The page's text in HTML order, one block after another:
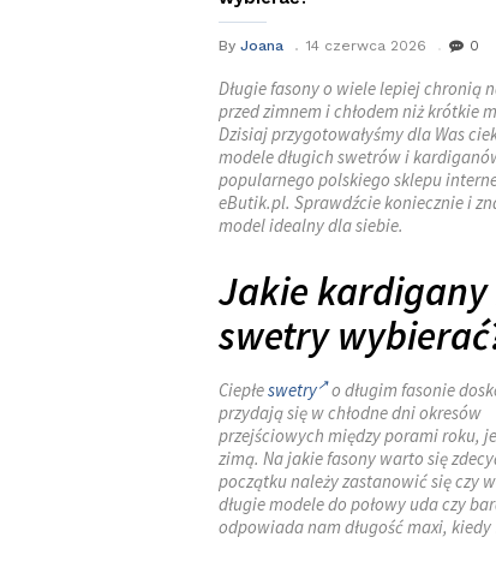
By Joana 14 czerwca 2026 0
Długie fasony o wiele lepiej chronią
przed zimnem i chłodem niż krótkie
Dzisiaj przygotowałyśmy dla Was
modele długich swetrów i
popularnego polskiego sklepu
eButik.pl. Sprawdźcie koniecznie i
model idealny dla siebie.
Jakie kardigany
swetry
Ciepłeswetry o długim fasonie
przydają się w chłodne dni okresów
przejściowych między porami roku,
zimą. Na jakie fasony warto się
początku należy zastanowić się czy
długie modele do połowy uda czy
odpowiada nam długość maxi,